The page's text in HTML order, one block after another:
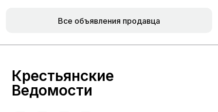
Все объявления продавца
Крестьянские
Ведомости